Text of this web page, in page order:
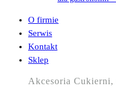
O firmie
Serwis
Kontakt
Sklep
Akcesoria